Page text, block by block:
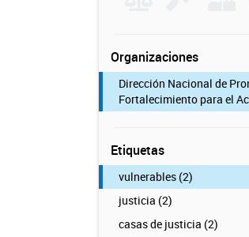
Organizaciones
Dirección Nacional de
Fortalecimiento para el
Etiquetas
vulnerables (2)
justicia (2)
casas de justicia (2)